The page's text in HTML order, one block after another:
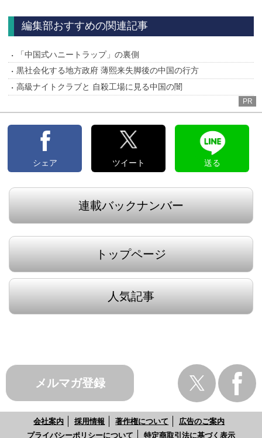
編集部おすすめの関連記事
「中国式ハニートラップ」の裏側
黒社会化する地方政府 薄熙来失脚後の中国の行方
高級ナイトクラブと 自殺工場に見る中国の闇
PR
シェア ツイート 送る
連載バックナンバー
トップページ
人気記事
メルマガ登録
会社案内 採用情報 著作権について
広告のご案内
プライバシーポリシーについて
特定商取引法に基づく表示